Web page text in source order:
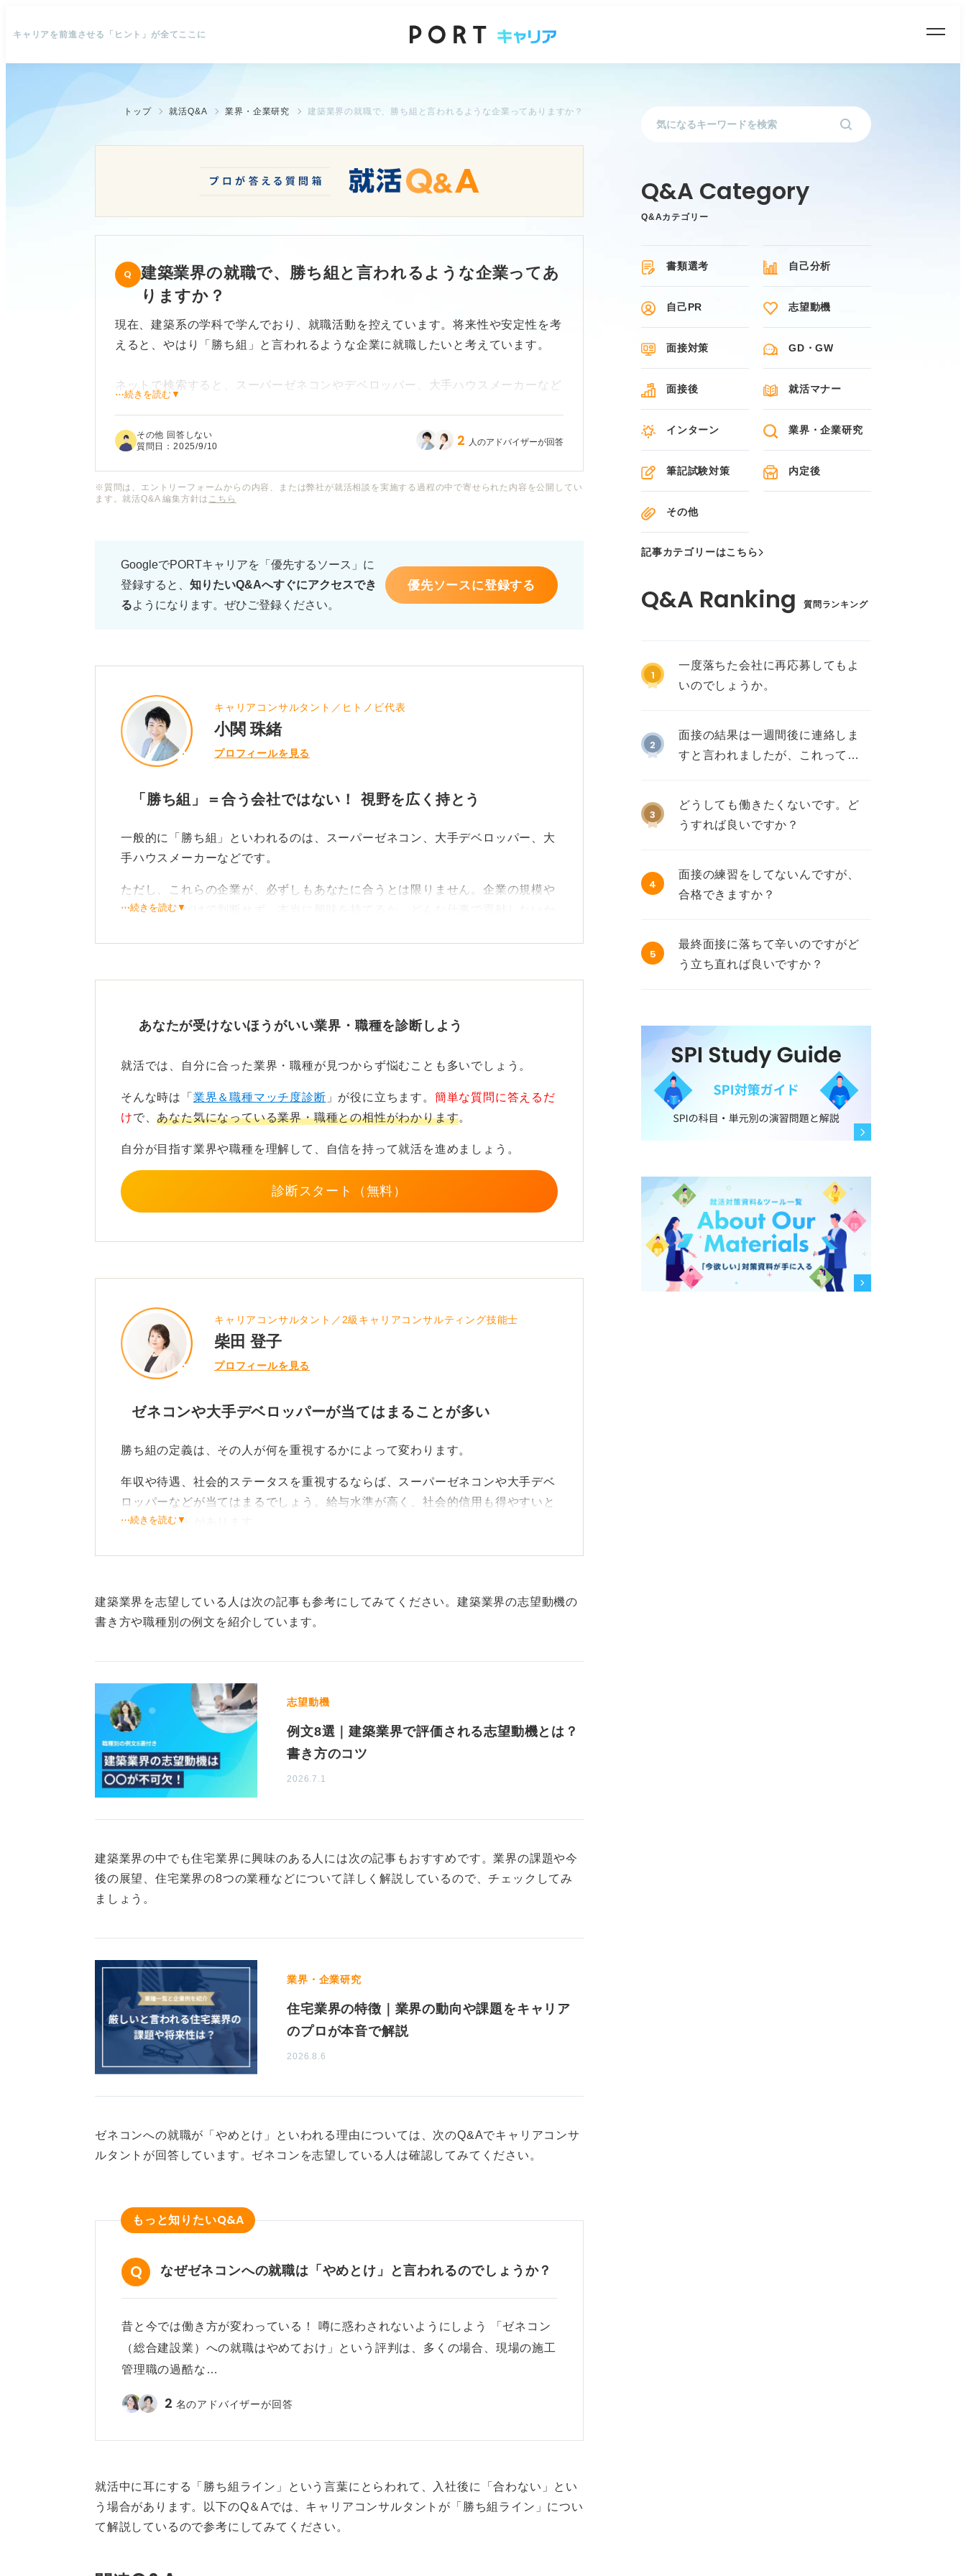
キャリアを前進させる「ヒント」が全てここに
トップ 就活Q&A 業界・企業研究 建築業界の就職で、勝ち組と言われるような企業ってありますか？
建築業界の就職で、勝ち組と言われるような企業ってあ
りますか？
現在、建築系の学科で学んでおり、就職活動を控えています。将来性や安定性を考
えると、やはり「勝ち組」と言われるような企業に就職したいと考えています。
ネットで検索すると、スーパーゼネコンやデベロッパー、大手ハウスメーカーなど
これらの業界の中でも、特に「勝ち組」と言われるのは、どのような企業なのでし
だきたいです。
⋯続きを読む▼
その他 回答しない
質問日：2025/9/10 2 人のアドバイザーが回答
※質問は、エントリーフォームからの内容、または弊社が就活相談を実施する過程の中で寄せられた内容を公開してい
ます。就活Q&A 編集方針は こちら
GoogleでPORTキャリアを「優先するソース」に
登録すると、 知りたいQ&Aへすぐにアクセスでき
るようになります。ぜひご登録ください。
優先ソースに登録する
キャリアコンサルタント／ヒトノビ代表
小関 珠緒
プロフィールを見る
「勝ち組」＝合う会社ではない！ 視野を広く持とう
一般的に「勝ち組」といわれるのは、スーパーゼネコン、大手デベロッパー、大
手ハウスメーカーなどです。
ただし、これらの企業が、必ずしもあなたに合うとは限りません。企業の規模や
ブランド力だけで判断せず、本当に興味を持てるか、どんな仕事で貢献したいか
が、後悔しない企業選びにつながります。
仕事内容を理解して相性を見極めることが必須
たとえば、スーパーゼネコンは空港やダムといった社会インフラ、大手デベロッ
が大きく異なります。
OB・OG訪問などを通じて仕事のリアルな情報を集め、自分との相性を見極めま
しょう。
⋯続きを読む▼
あなたが受けないほうがいい業界・職種を診断しよう
就活では、自分に合った業界・職種が見つからず悩むことも多いでしょう。
そんな時は「 業界＆職種マッチ度診断 」が役に立ちます。 簡単な質問に答えるだ
けで、あなた気になっている業界・職種との相性がわかります。
自分が目指す業界や職種を理解して、自信を持って就活を進めましょう。
診断スタート（無料）
キャリアコンサルタント／2級キャリアコンサルティング技能士
柴田 登子
プロフィールを見る
ゼネコンや大手デベロッパーが当てはまることが多い
勝ち組の定義は、その人が何を重視するかによって変わります。
年収や待遇、社会的ステータスを重視するならば、スーパーゼネコンや大手デベ
ロッパーなどが当てはまるでしょう。給与水準が高く、社会的信用も得やすいと
いうメリットがあります。
安定の大手か、やりがいの中小かを見極めよう
一方で、仕事のやりがいや裁量を重視するならば、話は変わります。大手企業で
は業務が細分化されていて、個人の裁量が小さい傾向です。
まずは、自己分析を通じて、自分にとっての勝ち組の定義を明確にしましょう。
0
⋯続きを読む▼
建築業界を志望している人は次の記事も参考にしてみてください。建築業界の志望動機の
書き方や職種別の例文を紹介しています。
志望動機
例文8選｜建築業界で評価される志望動機とは？
書き方のコツ
2026.7.1
建築業界の中でも住宅業界に興味のある人には次の記事もおすすめです。業界の課題や今
後の展望、住宅業界の8つの業種などについて詳しく解説しているので、チェックしてみ
ましょう。
業界・企業研究
住宅業界の特徴｜業界の動向や課題をキャリア
のプロが本音で解説
2026.8.6
ゼネコンへの就職が「やめとけ」といわれる理由については、次のQ&Aでキャリアコンサ
ルタントが回答しています。ゼネコンを志望している人は確認してみてください。
もっと知りたいQ&A
なぜゼネコンへの就職は「やめとけ」と言われるのでしょうか？
昔と今では働き方が変わっている！ 噂に惑わされないようにしよう 「ゼネコン
（総合建設業）への就職はやめておけ」という評判は、多くの場合、現場の施工
管理職の過酷な…
2 名のアドバイザーが回答
就活中に耳にする「勝ち組ライン」という言葉にとらわれて、入社後に「合わない」とい
う場合があります。以下のQ＆Aでは、キャリアコンサルタントが「勝ち組ライン」につい
て解説しているので参考にしてみてください。
Q&Aカテゴリー
書類選考 自己分析
自己PR 志望動機
面接対策 GD・GW
面接後 就活マナー
インターン 業界・企業研究
筆記試験対策 内定後
その他
記事カテゴリーはこちら
質問ランキング
1
一度落ちた会社に再応募してもよ
いのでしょうか。
2
面接の結果は一週間後に連絡しま
すと言われましたが、これって不
3
どうしても働きたくないです。ど
うすれば良いですか？
4
面接の練習をしてないんですが、
合格できますか？
5
最終面接に落ちて辛いのですがど
う立ち直れば良いですか？